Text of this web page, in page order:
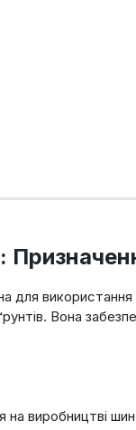
для
Вона
виробництві